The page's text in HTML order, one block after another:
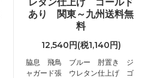
あり 関東～九州送料無
料
12,540円(税1,140円)
脇息 飛鳥 ブルー 肘置き ジ
ャガード張 ウレタン仕上げ ゴ